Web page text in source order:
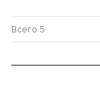
Всего 5